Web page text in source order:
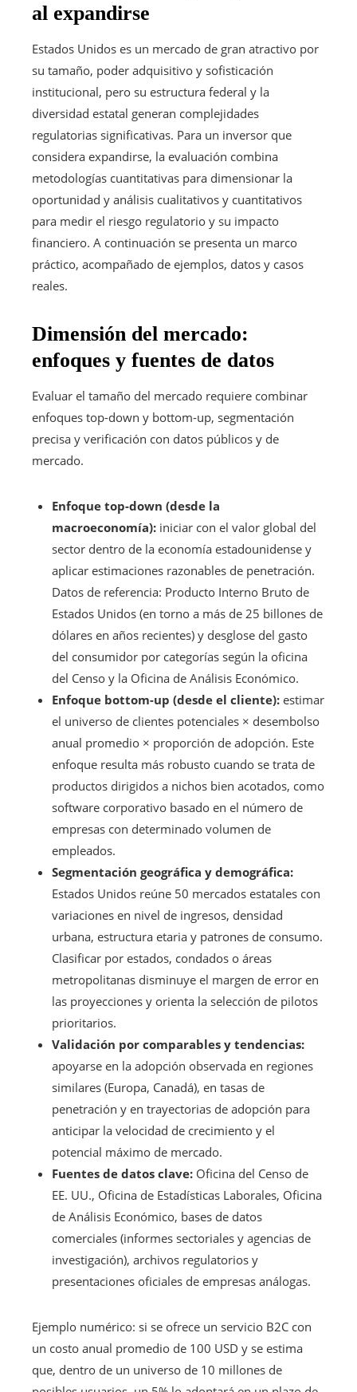
al expandirse
Estados Unidos es un mercado de gran atractivo por
su tamaño, poder adquisitivo y sofisticación
institucional, pero su estructura federal y la
diversidad estatal generan complejidades
regulatorias significativas. Para un inversor que
considera expandirse, la evaluación combina
metodologías cuantitativas para dimensionar la
oportunidad y análisis cualitativos y cuantitativos
para medir el riesgo regulatorio y su impacto
financiero. A continuación se presenta un marco
práctico, acompañado de ejemplos, datos y casos
reales.
Dimensión del mercado:
enfoques y fuentes de datos
Evaluar el tamaño del mercado requiere combinar
enfoques top-down y bottom-up, segmentación
precisa y verificación con datos públicos y de
mercado.
Enfoque top-down (desde la
macroeconomía): iniciar con el valor global del
sector dentro de la economía estadounidense y
aplicar estimaciones razonables de penetración.
Datos de referencia: Producto Interno Bruto de
Estados Unidos (en torno a más de 25 billones de
dólares en años recientes) y desglose del gasto
del consumidor por categorías según la oficina
del Censo y la Oficina de Análisis Económico.
Enfoque bottom-up (desde el cliente): estimar
el universo de clientes potenciales × desembolso
anual promedio × proporción de adopción. Este
enfoque resulta más robusto cuando se trata de
productos dirigidos a nichos bien acotados, como
software corporativo basado en el número de
empresas con determinado volumen de
empleados.
Segmentación geográfica y demográfica:
Estados Unidos reúne 50 mercados estatales con
variaciones en nivel de ingresos, densidad
urbana, estructura etaria y patrones de consumo.
Clasificar por estados, condados o áreas
metropolitanas disminuye el margen de error en
las proyecciones y orienta la selección de pilotos
prioritarios.
Validación por comparables y tendencias:
apoyarse en la adopción observada en regiones
similares (Europa, Canadá), en tasas de
penetración y en trayectorias de adopción para
anticipar la velocidad de crecimiento y el
potencial máximo de mercado.
Fuentes de datos clave: Oficina del Censo de
EE. UU., Oficina de Estadísticas Laborales, Oficina
de Análisis Económico, bases de datos
comerciales (informes sectoriales y agencias de
investigación), archivos regulatorios y
presentaciones oficiales de empresas análogas.
Ejemplo numérico: si se ofrece un servicio B2C con
un costo anual promedio de 100 USD y se estima
que, dentro de un universo de 10 millones de